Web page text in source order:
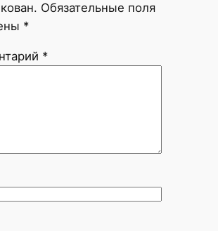
Обязательные поля
*
*